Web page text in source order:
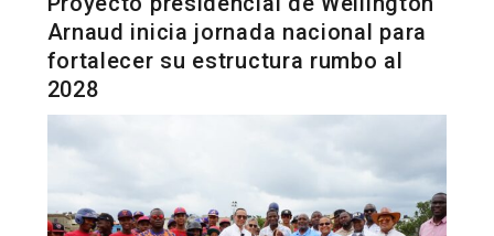
Arnaud inicia jornada nacional para
fortalecer su estructura rumbo al
2028